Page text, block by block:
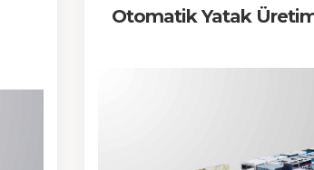
Otomatik Yatak